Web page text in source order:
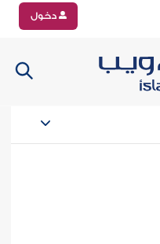
دخول